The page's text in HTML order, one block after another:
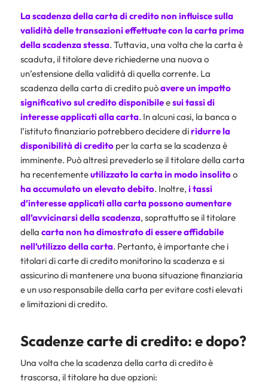
La scadenza della carta di credito non influisce sulla
validità delle transazioni effettuate con la carta prima
della scadenzastessa. Tuttavia, una volta che la carta è
scaduta, il titolare deve richiederne una nuova o
un’estensione della validità di quella corrente. La
scadenza della carta di credito puòavere un impatto
significativo sul credito disponibileesui tassi di
interesse applicati alla carta. In alcuni casi, la banca o
l’istituto finanziario potrebbero decidere diridurre la
disponibilità di creditoper la carta se la scadenza è
imminente. Può altresì prevederlo se il titolare della carta
ha recentementeutilizzato la carta in modo insolitoo
ha accumulato un elevato debito. Inoltre, i tassi
d’interesse applicati alla cartapossono aumentare
all’avvicinarsi della scadenza, soprattutto se il titolare
della carta non ha dimostrato di essere affidabile
nell’utilizzo della carta. Pertanto, è importante che i
titolari di carte di credito monitorino la scadenza e si
assicurino di mantenere una buona situazione finanziaria
e un uso responsabile della carta per evitare costi elevati
e limitazioni di credito.
Scadenze carte di credito: e dopo?
Una volta che la scadenza della carta di credito è
trascorsa, il titolare ha due opzioni: